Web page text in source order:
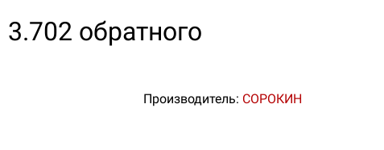
обратного
Производитель: СОРОКИН